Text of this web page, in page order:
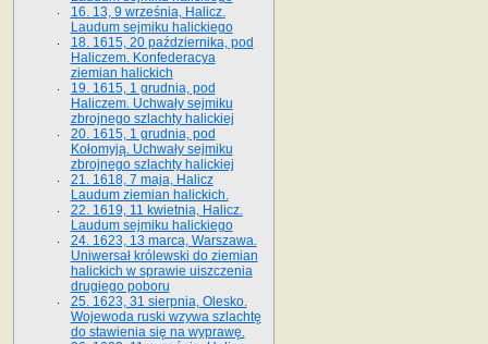
16. 13, 9 września, Halicz.
Laudum sejmiku halickiego
18. 1615, 20 października, pod
Haliczem. Konfederacya
ziemian halickich
19. 1615, 1 grudnia, pod
Haliczem. Uchwały sejmiku
zbrojnego szlachty halickiej
20. 1615, 1 grudnia, pod
Kołomyją. Uchwały sejmiku
zbrojnego szlachty halickiej
21. 1618, 7 maja, Halicz
Laudum ziemian halickich.
22. 1619, 11 kwietnia, Halicz.
Laudum sejmiku halickiego
24. 1623, 13 marca, Warszawa.
Uniwersał królewski do ziemian
halickich w sprawie uiszczenia
drugiego poboru
25. 1623, 31 sierpnia, Olesko.
Wojewoda ruski wzywa szlachtę
do stawienia się na wyprawę.